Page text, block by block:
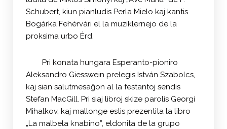
Schubert, kiun pianludis Perla Mielo kaj kantis
Bogárka Fehérvári el la muziklernejo de la
proksima urbo Érd.
Pri konata hungara Esperanto-pioniro
Aleksandro Giesswein prelegis István Szabolcs,
kaj sian salutmesaĝon al la festantoj sendis
Stefan MacGill. Pri siaj libroj skize parolis Georgi
Mihalkov, kaj mallonge estis prezentita la libro
„La malbela knabino”, eldonita de la grupo